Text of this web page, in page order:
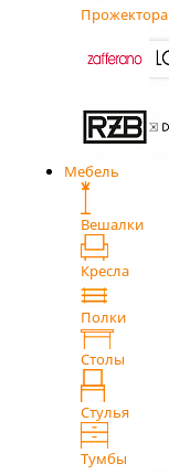
Прожектора
Мебель
Вешалки
Кресла
Полки
Столы
Стулья
Тумбы